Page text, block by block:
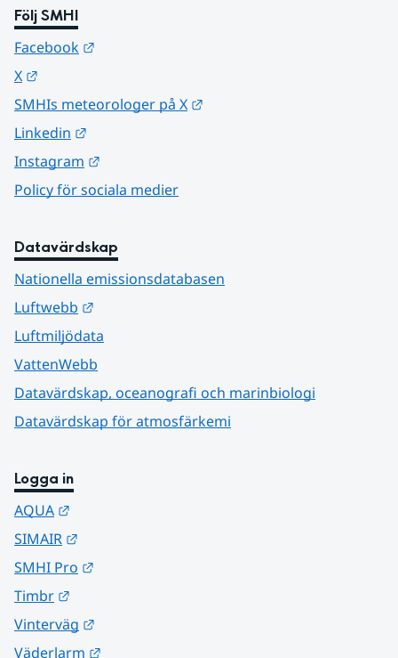
Följ SMHI
Facebook
X
SMHIs meteorologer på X
Linkedin
Instagram
Policy för sociala medier
Datavärdskap
Nationella emissionsdatabasen
Luftwebb
Luftmiljödata
VattenWebb
Datavärdskap, oceanografi och marinbiologi
Datavärdskap för atmosfärkemi
Logga in
AQUA
SIMAIR
SMHI Pro
Timbr
Vinterväg
Väderlarm